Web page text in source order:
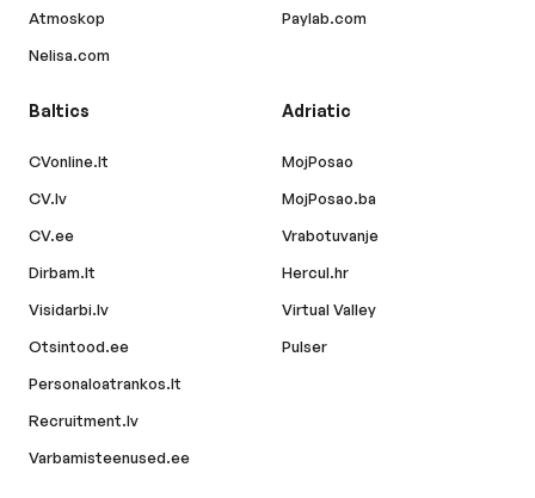
Atmoskop
Nelisa.com
Paylab.com
Baltics
CVonline.lt
CV.lv
CV.ee
Dirbam.lt
Visidarbi.lv
Otsintood.ee
Personaloatrankos.lt
Recruitment.lv
Varbamisteenused.ee
Adriatic
MojPosao
MojPosao.ba
Vrabotuvanje
Hercul.hr
Virtual Valley
Pulser